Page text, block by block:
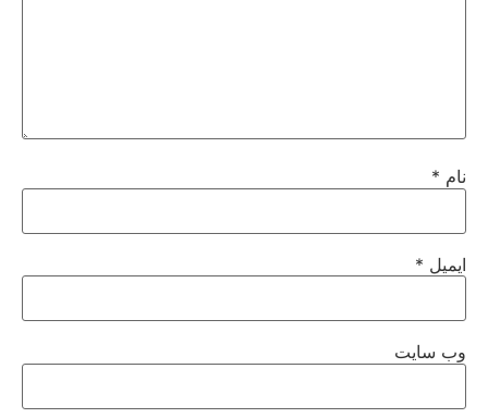
نام *
ایمیل *
وب‌ سایت